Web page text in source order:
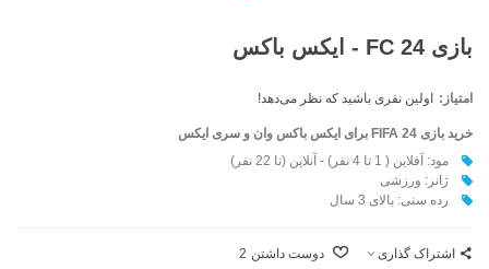
بازی FC 24 - ایکس باکس
امتیاز: اولین نفری باشید که نظر می‌دهد!
خرید بازی FIFA 24
برای ایکس باکس وان و سری ایکس
مود: آفلاین ( 1 تا 4 نفر) - آنلاین (تا 22 نفر)
ژانر: ورزشی
رده سنی: بالای 3 سال
اشتراک گذاری دوست داشتن 2